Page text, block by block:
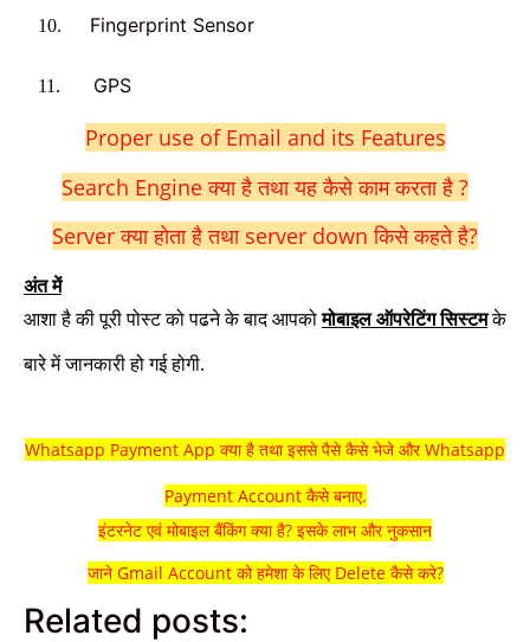
10. Fingerprint Sensor
11. GPS
Proper use of Email and its Features
Search Engine क्या है तथा यह कैसे काम करता है ?
Server क्या होता है तथा server down किसे कहते है?
अंत में
आशा है की पूरी पोस्ट को पढने के बाद आपकोमोबाइल ऑपरेटिंग सिस्टमके
बारे में जानकारी हो गई होगी.
Whatsapp Payment App क्या है तथा इससे पैसे कैसे भेजे और Whatsapp
Payment Account कैसे बनाए.
इंटरनेट एवं मोबाइल बैंकिंग क्या है? इसके लाभ और नुकसान
जाने Gmail Account को हमेशा के लिए Delete कैसे करे?
Related posts: